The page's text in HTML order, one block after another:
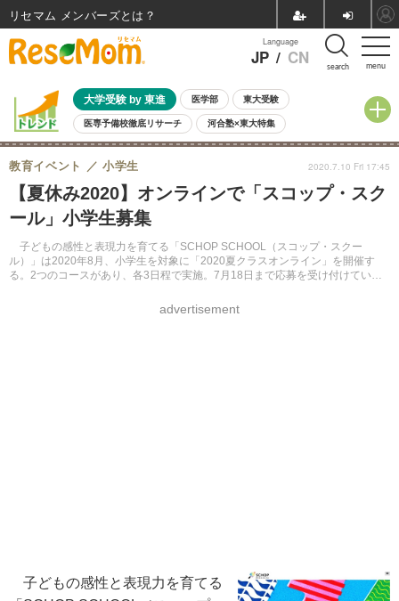
menu
Language
JP / CN search
大学受験 by 東進 医学部 東大受験
医専予備校徹底リサーチ 河合塾×東大特集
親子で考える大学選び 高校受験 中学受験 小学校受験
共通テスト 夏休み
8月開催イベント・WS 全国公立高校 過去問 人気記事
自由研究教材（小学生向け）
【夏休み2020】オンラインで「スコップ・スク
ール」小学生募集
子どもの感性と表現力を育てる「SCHOP SCHOOL（スコップ・スクー
ル）」は2020年8月、小学生を対象に「2020夏クラスオンライン」を開催す
る。2つのコースがあり、各3日程で実施。7月18日まで応募を受け付けてい
教育イベント 小学生
advertisement
2020.7.10 Fri 17:45
子どもの感性と表現力を育てる
リセマム メンバーズ